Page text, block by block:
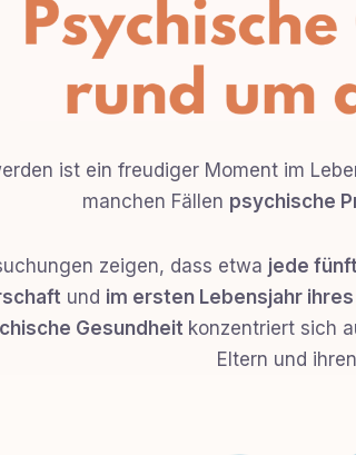
ist ein freudiger Moment im
manchen Fällen psychische
zeigen, dass etwa jede
und im ersten Lebensjahr
Gesundheit konzentriert sich
Eltern und